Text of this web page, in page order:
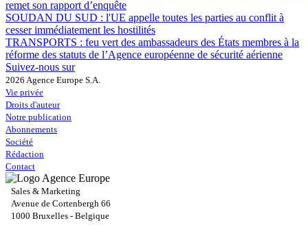
remet son rapport d’enquête
SOUDAN DU SUD : l'UE appelle toutes les parties au conflit à
cesser immédiatement les hostilités
TRANSPORTS : feu vert des ambassadeurs des États membres à la
réforme des statuts de l’Agence européenne de sécurité aérienne
Suivez-nous sur
2026 Agence Europe S.A.
Vie privée
Droits d'auteur
Notre publication
Abonnements
Société
Rédaction
Contact
Sales & Marketing
Avenue de Cortenbergh 66
1000 Bruxelles - Belgique